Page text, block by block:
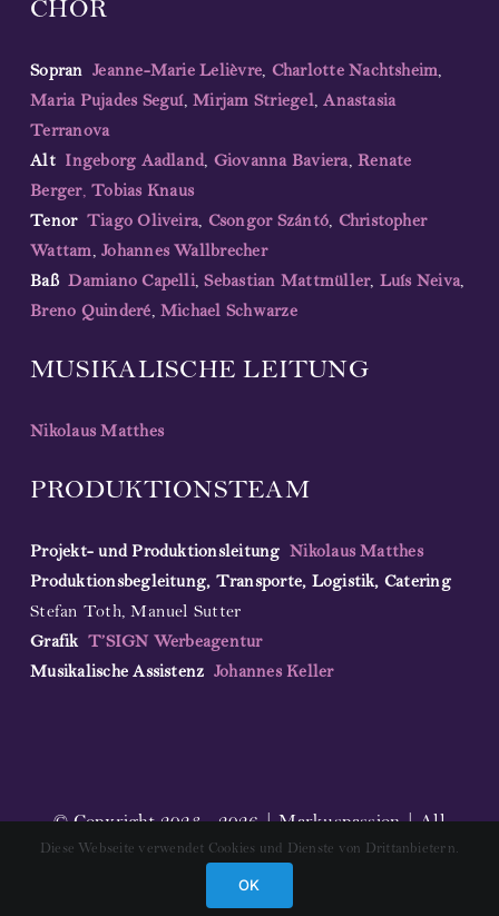
CHOR
Sopran Jeanne-Marie Lelièvre, Charlotte Nachtsheim,
Maria Pujades Seguí,Mirjam Striegel,Anastasia
Terranova
Alt Ingeborg Aadland, Giovanna Baviera,Renate
Berger, Tobias Knaus
Tenor Tiago Oliveira, Csongor Szántó, Christopher
Wattam,Johannes Wallbrecher
Baß Damiano Capelli,Sebastian Mattmüller, Luís Neiva,
Breno Quinderé,Michael Schwarze
MUSIKALISCHE LEITUNG
Nikolaus Matthes
PRODUKTIONSTEAM
Projekt- und Produktionsleitung Nikolaus Matthes
Produktionsbegleitung, Transporte, Logistik, Catering
Stefan Toth, Manuel Sutter
GrafikT’SIGN Werbeagentur
Musikalische Assistenz Johannes Keller
© Copyright 2023 - 2026 | Markuspassion | All
Rights Reserved |Impressum
Diese Webseite verwendet Cookies und Dienste von Drittanbietern.
OK